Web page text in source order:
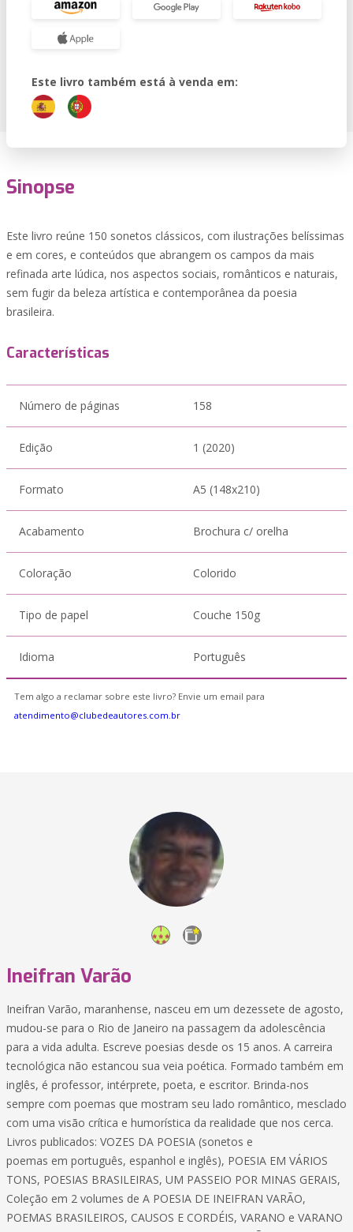
Este livro também está à venda em:
Sinopse
Este livro reúne 150 sonetos clássicos, com ilustrações belíssimas
e em cores, e conteúdos que abrangem os campos da mais
refinada arte lúdica, nos aspectos sociais, românticos e naturais,
sem fugir da beleza artística e contemporânea da poesia
brasileira.
Características
Número de páginas 158
Edição 1 (2020)
Formato A5 (148x210)
Acabamento Brochura c/ orelha
Coloração Colorido
Tipo de papel Couche 150g
Idioma Português
Tem algo a reclamar sobre este livro? Envie um email para
atendimento@clubedeautores.com.br
Ineifran Varão
Ineifran Varão, maranhense, nasceu em um dezessete de agosto,
mudou-se para o Rio de Janeiro na passagem da adolescência
para a vida adulta. Escreve poesias desde os 15 anos. A carreira
tecnológica não estancou sua veia poética. Formado também em
inglês, é professor, intérprete, poeta, e escritor. Brinda-nos
sempre com poemas que mostram seu lado romântico, mesclado
com uma visão crítica e humorística da realidade que nos cerca.
Livros publicados: VOZES DA POESIA (sonetos e
poemas em português, espanhol e inglês), POESIA EM VÁRIOS
TONS, POESIAS BRASILEIRAS, UM PASSEIO POR MINAS GERAIS,
Coleção em 2 volumes de A POESIA DE INEIFRAN VARÃO,
POEMAS BRASILEIROS, CAUSOS E CORDÉIS, VARANO e VARANO